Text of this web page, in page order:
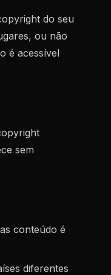
do seu
ou não
é acessível
sem
conteúdo é
diferentes